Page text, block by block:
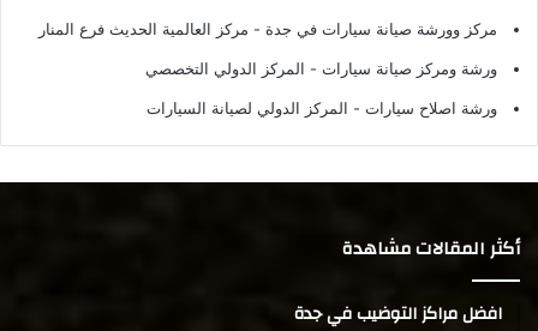
مركز وورشة صيانة سيارات في جدة - مركز العالمية الحديث فرع المنار
ورشة ومركز صيانة سيارات - المركز الدولي التخصصي
ورشة اصلاح سيارات - المركز الدولي لصيانة السيارات
أكثر المقالات مشاهدة
افضل مراكز التوضيب في جدة